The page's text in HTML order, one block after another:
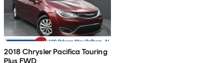
2018 Chrysler Pacifica Touring
Plus FWD